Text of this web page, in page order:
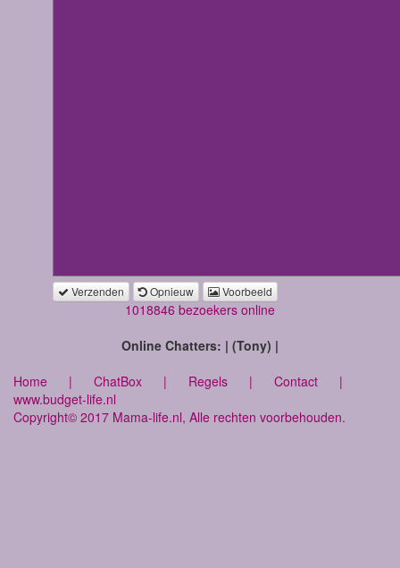
Verzenden Opnieuw Voorbeeld
1018846 bezoekers online
Online Chatters: | (Tony) |
Home | ChatBox | Regels | Contact |
www.budget-life.nl
Copyright© 2017 Mama-life.nl, Alle rechten voorbehouden.